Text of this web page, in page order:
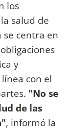
los
salud de
se centra en
y
con el
"No se
de las
, informó la